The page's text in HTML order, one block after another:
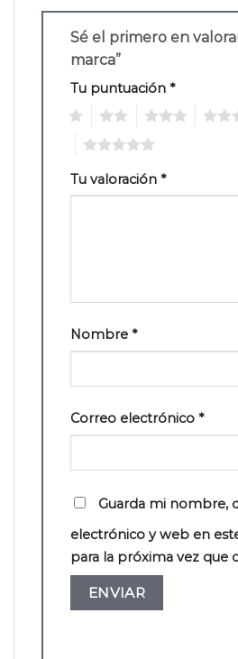
Sé el primero en
marca”
Tu puntuación *
Tu valoración *
Nombre *
Correo electrónico *
Guarda mi nombre,
electrónico y web en
para la próxima vez que